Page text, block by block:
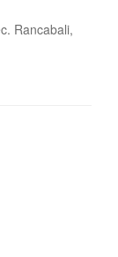
Rancabali,